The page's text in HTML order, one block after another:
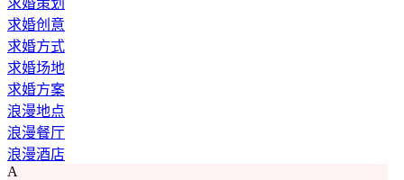
求婚创意
求婚方式
求婚场地
求婚方案
浪漫地点
浪漫餐厅
浪漫酒店
A